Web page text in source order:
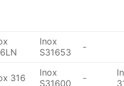
Inox
S31653
-
316
Inox
S31600
-